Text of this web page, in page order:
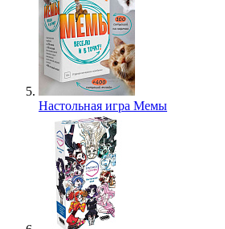
Настольная игра Мемы